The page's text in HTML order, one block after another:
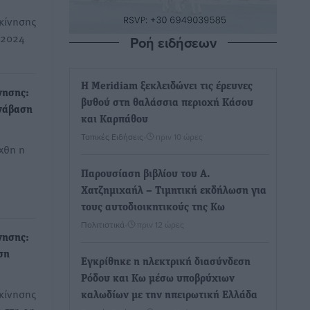
η
Ροή ειδήσεων
Η Meridiam ξεκλειδώνει τις έρευνες
βυθού στη θαλάσσια περιοχή Κάσου
και Καρπάθου
Τοπικές Ειδήσεις πριν 10 ώρες
Παρουσίαση βιβλίου του Α.
Χατζημιχαήλ – Τιμητική εκδήλωση για
τους αυτοδιοικητικούς της Κω
Πολιτιστικά πριν 12 ώρες
Εγκρίθηκε η ηλεκτρική διασύνδεση
Ρόδου και Κω μέσω υποβρύχιων
καλωδίων με την ηπειρωτική Ελλάδα